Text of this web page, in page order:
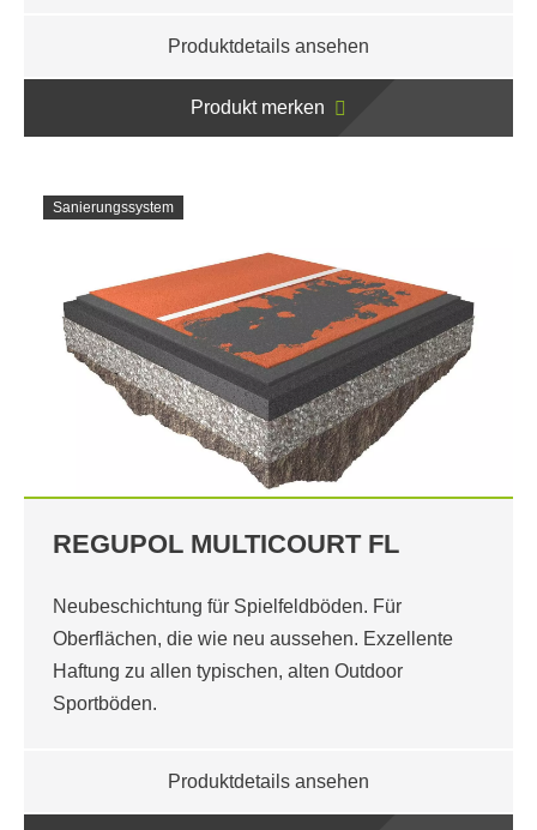
Produktdetails ansehen
Produkt merken
Sanierungssystem
REGUPOL MULTICOURT FL
Neubeschichtung für Spielfeldböden. Für
Oberflächen, die wie neu aussehen. Exzellente
Haftung zu allen typischen, alten Outdoor
Sportböden.
Produktdetails ansehen